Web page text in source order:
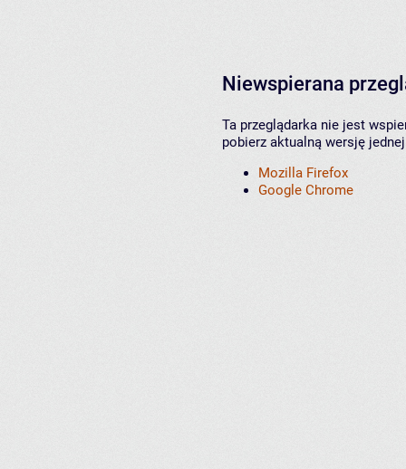
Niewspierana
Ta przeglądarka nie jest
pobierz aktualną wersję
Mozilla Firefox
Google Chrome